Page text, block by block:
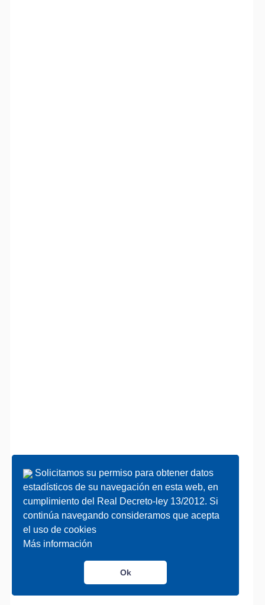
Solicitamos su permiso para obtener datos
estadísticos de su navegación en esta web, en
cumplimiento del Real Decreto-ley 13/2012. Si
continúa navegando consideramos que acepta
el uso de cookies
Más información
Ok
Solicitamos su permiso para obtener datos
estadísticos de su navegación en esta web, en
cumplimiento del Real Decreto-ley 13/2012. Si
continúa navegando consideramos que acepta
el uso de cookies
Más información
Ok